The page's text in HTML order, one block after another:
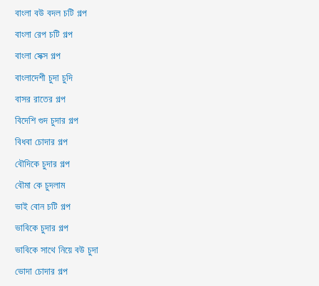
বাংলা বউ বদল চটি গল্প
বাংলা রেপ চটি গল্প
বাংলা সেক্স গল্প
বাংলাদেশী চুদা চুদি
বাসর রাতের গল্প
বিদেশি গুদ চুদার গল্প
বিধবা চোদার গল্প
বৌদিকে চুদার গল্প
বৌমা কে চুদলাম
ভাই বোন চটি গল্প
ভাবিকে চুদার গল্প
ভাবিকে সাথে নিয়ে বউ চুদা
ভোদা চোদার গল্প